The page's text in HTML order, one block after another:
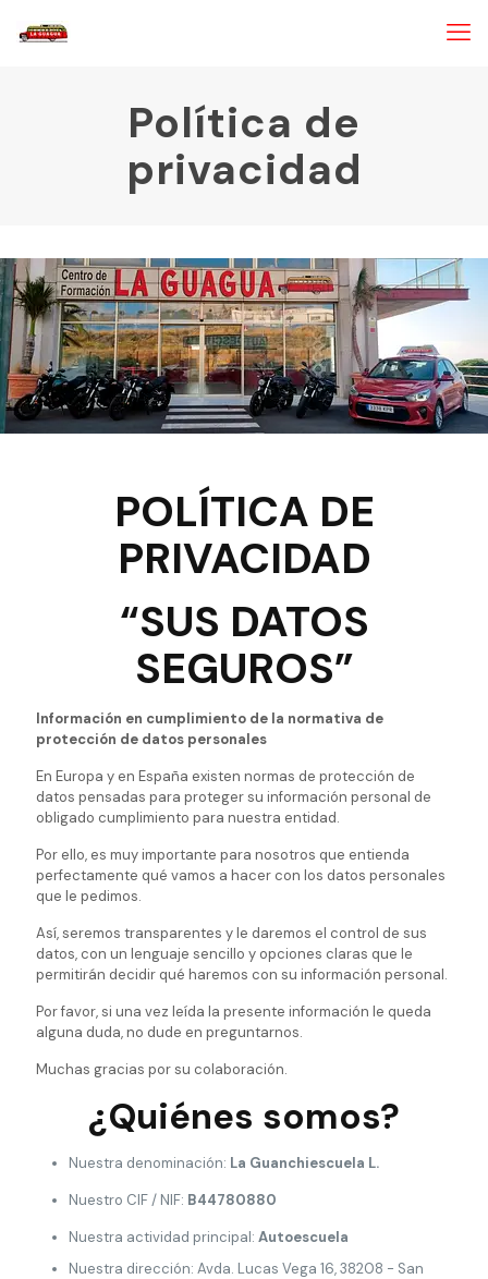
Política de
privacidad
POLÍTICA DE
PRIVACIDAD
“SUS DATOS
SEGUROS”
Información en cumplimiento de la normativa de
protección de datos personales
En Europa y en España existen normas de protección de
datos pensadas para proteger su información personal de
obligado cumplimiento para nuestra entidad.
Por ello, es muy importante para nosotros que entienda
perfectamente qué vamos a hacer con los datos personales
que le pedimos.
Así, seremos transparentes y le daremos el control de sus
datos, con un lenguaje sencillo y opciones claras que le
permitirán decidir qué haremos con su información personal.
Por favor, si una vez leída la presente información le queda
alguna duda, no dude en preguntarnos.
Muchas gracias por su colaboración.
¿Quiénes somos?
Nuestra denominación: La Guanchiescuela L.
Nuestro CIF / NIF: B44780880
Nuestra actividad principal: Autoescuela
Nuestra dirección: Avda. Lucas Vega 16, 38208 - San